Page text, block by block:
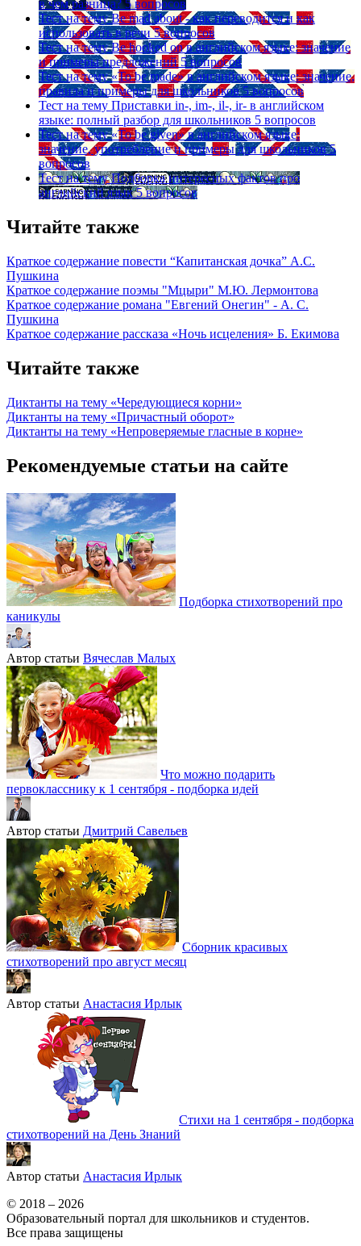
в чем разница? 5 вопросов
Тест на тему Be mad about - как переводится и как
использовать в речи 5 вопросов
Тест на тему Be hooked on в английском языке: значение
и примеры предложений 5 вопросов
Тест на тему «To be made» в английском языке: значение,
правила и примеры для школьников 5 вопросов
Тест на тему Приставки in-, im-, il-, ir- в английском
языке: полный разбор для школьников 5 вопросов
Тест на тему «To be given» в английском языке:
значение, употребление и примеры для школьников 5
вопросов
Тест на тему Подборка интересных фактов про
английский язык 5 вопросов
Читайте также
Краткое содержание повести “Капитанская дочка” А.С.
Пушкина
Краткое содержание поэмы "Мцыри" М.Ю. Лермонтова
Краткое содержание романа "Евгений Онегин" - А. С.
Пушкина
Краткое содержание рассказа «Ночь исцеления» Б. Екимова
Читайте также
Диктанты на тему «Чередующиеся корни»
Диктанты на тему «Причастный оборот»
Диктанты на тему «Непроверяемые гласные в корне»
Рекомендуемые статьи на сайте
Подборка стихотворений про
каникулы
Автор статьи Вячеслав Малых
Что можно подарить
первокласснику к 1 сентября - подборка идей
Автор статьи Дмитрий Савельев
Сборник красивых
стихотворений про август месяц
Автор статьи Анастасия Ирлык
Стихи на 1 сентября - подборка
стихотворений на День Знаний
Автор статьи Анастасия Ирлык
© 2018 – 2026
Образовательный портал для школьников и студентов.
Все права защищены